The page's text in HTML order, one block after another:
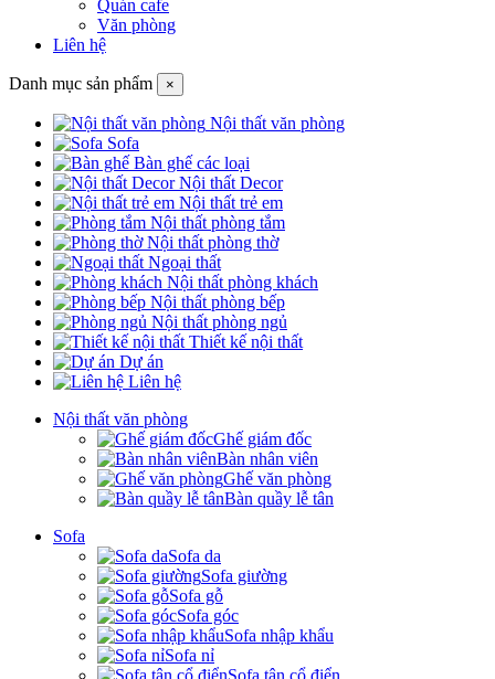
Quán cafe
Văn phòng
Liên hệ
Danh mục sản phẩm ×
Nội thất văn phòng
Sofa
Bàn ghế các loại
Nội thất Decor
Nội thất trẻ em
Nội thất phòng tắm
Nội thất phòng thờ
Ngoại thất
Nội thất phòng khách
Nội thất phòng bếp
Nội thất phòng ngủ
Thiết kế nội thất
Dự án
Liên hệ
Nội thất văn phòng
Ghế giám đốc
Bàn nhân viên
Ghế văn phòng
Bàn quầy lễ tân
Sofa
Sofa da
Sofa giường
Sofa gỗ
Sofa góc
Sofa nhập khẩu
Sofa nỉ